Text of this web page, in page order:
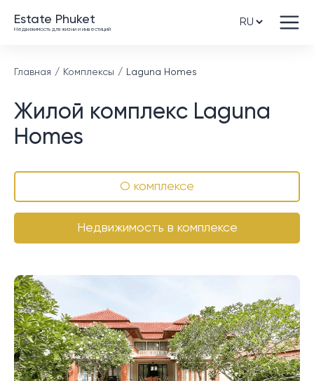
Estate Phuket
Недвижимость для жизни и инвестиций
Главная Комплексы Laguna Homes
Жилой комплекс Laguna
Homes
О комплексе
Недвижимость в комплексе